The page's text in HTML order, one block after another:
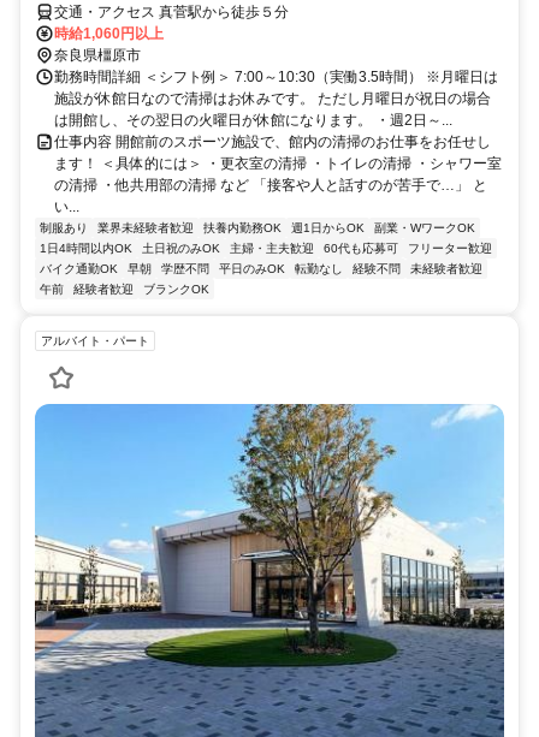
交通・アクセス 真菅駅から徒歩５分
時給1,060円以上
奈良県橿原市
勤務時間詳細 ＜シフト例＞ 7:00～10:30（実働3.5時間） ※月曜日は
施設が休館日なので清掃はお休みです。 ただし月曜日が祝日の場合
は開館し、その翌日の火曜日が休館になります。 ・週2日～...
仕事内容 開館前のスポーツ施設で、館内の清掃のお仕事をお任せし
ます！ ＜具体的には＞ ・更衣室の清掃 ・トイレの清掃 ・シャワー室
の清掃 ・他共用部の清掃 など 「接客や人と話すのが苦手で…」 と
い...
制服あり 業界未経験者歓迎 扶養内勤務OK 週1日からOK
副業・WワークOK
1日4時間以内OK
土日祝のみOK 主婦・主夫歓迎 60代も応募可
フリーター歓迎
バイク通勤OK
早朝 学歴不問 平日のみOK 転勤なし 経験不問
未経験者歓迎
午前
経験者歓迎 ブランクOK
アルバイト・パート